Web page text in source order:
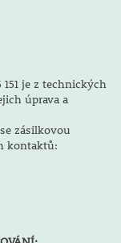
je z technických
úprava a
zásilkovou
kontaktů: